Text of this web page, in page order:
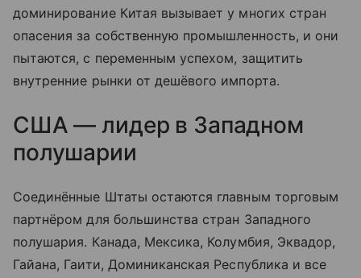
доминирование Китая вызывает у многих стран
опасения за собственную промышленность, и они
пытаются, с переменным успехом, защитить
внутренние рынки от дешёвого импорта.
США — лидер в Западном
полушарии
Соединённые Штаты остаются главным торговым
партнёром для большинства стран Западного
полушария. Канада, Мексика, Колумбия, Эквадор,
Гайана, Гаити, Доминиканская Республика и все